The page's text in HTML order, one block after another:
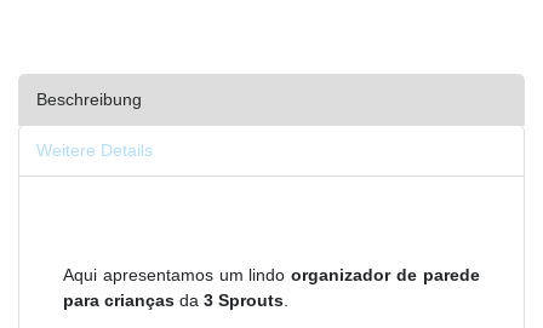
Beschreibung
Weitere Details
Aqui apresentamos um lindoorganizador de parede
para crianças da 3 Sprouts